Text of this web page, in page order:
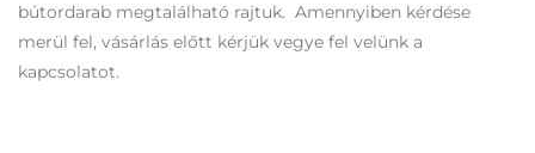
bútordarab megtalálható rajtuk. Amennyiben kérdése
merül fel, vásárlás előtt kérjük vegye fel velünk a
kapcsolatot.